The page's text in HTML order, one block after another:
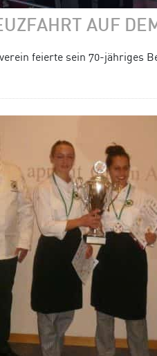
AUF
feierte sein 70-jähriges